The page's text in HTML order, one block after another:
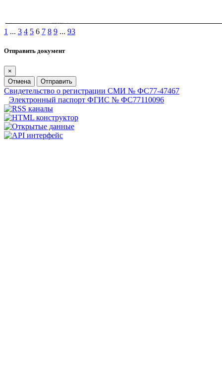
1 ... 3 4 5 6 7 8 9 ... 93
Отправить документ
×
Отмена
Отправить
Свидетельство о регистрации СМИ № ФС77-47467
Электронный паспорт ФГИС № ФС77110096